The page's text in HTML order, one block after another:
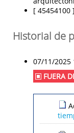
[ 45454100 ]
Historial de
07/11/2025
FUERA